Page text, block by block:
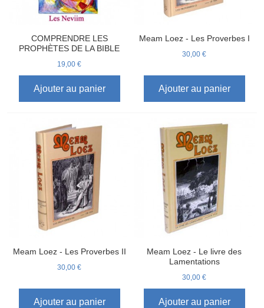
COMPRENDRE LES
PROPHÈTES DE LA BIBLE
19,00 €
Ajouter au panier
Meam Loez - Les Proverbes I
30,00 €
Ajouter au panier
Meam Loez - Les Proverbes II
30,00 €
Ajouter au panier
Meam Loez - Le livre des
Lamentations
30,00 €
Ajouter au panier